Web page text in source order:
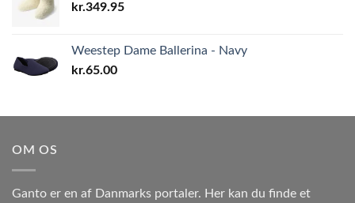
kr.349.95
Weestep Dame Ballerina - Navy
kr.65.00
OM OS
Ganto er en af Danmarks portaler. Her kan du finde et